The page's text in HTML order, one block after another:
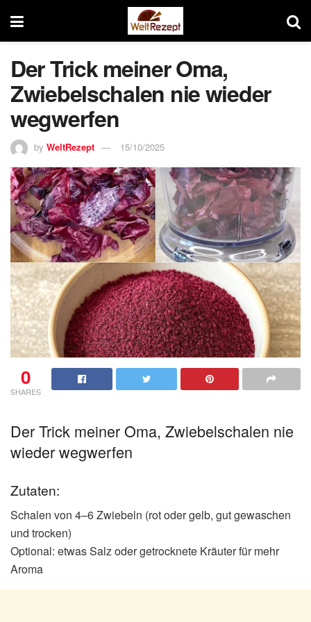
Der Trick meiner Oma,
Zwiebelschalen nie wieder
wegwerfen
by WeltRezept 15/10/2025
0
SHARES
Der Trick meiner Oma, Zwiebelschalen nie
wieder wegwerfen
Zutaten:
Schalen von 4–6 Zwiebeln (rot oder gelb, gut gewaschen
und trocken)
Optional: etwas Salz oder getrocknete Kräuter für mehr
Aroma